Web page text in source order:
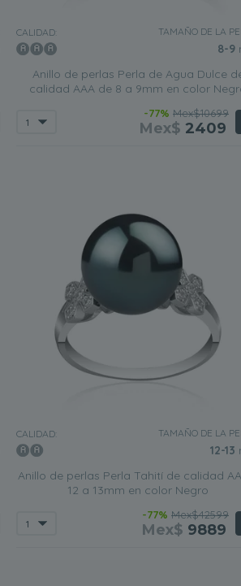
CALIDAD: TAMAÑO DE LA
8-9
Anillo de perlas Perla de Agua Dulce
calidad AAA de 8 a 9mm en color
-77% Mex$10699
Mex$ 2409
CALIDAD: TAMAÑO DE LA
12-13
Anillo de perlas Perla Tahití de calidad
12 a 13mm en color Negro
-77% Mex$42599
Mex$ 9889